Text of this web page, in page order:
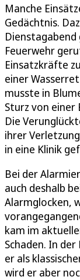
Manche
Gedächtnis.
Feuerwehr
Einsatzkräfte
einer
musste in
Sturz von
Die
ihrer
in eine Klinik
Bei der
auch deshalb
Alarmglocken,
kam im
Schaden. In
er als
wird er aber